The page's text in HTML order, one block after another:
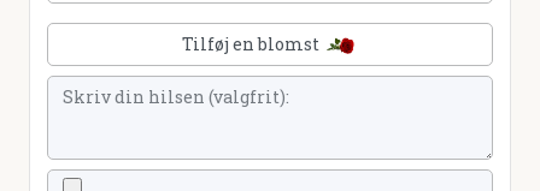
Tilføj en blomst